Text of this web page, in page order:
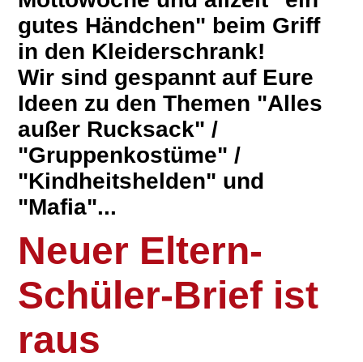
gutes Händchen" beim Griff
in den Kleiderschrank!
Wir sind gespannt auf Eure
Ideen zu den Themen "Alles
außer Rucksack" /
"Gruppenkostüme" /
"Kindheitshelden" und
"Mafia"...
Neuer Eltern-
Schüler-Brief ist
raus